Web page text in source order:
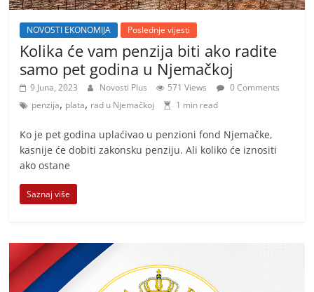
NOVOSTI EKONOMIJA Poslednje vijesti
Kolika će vam penzija biti ako radite
samo pet godina u Njemačkoj
9 Juna, 2023 Novosti Plus 571 Views
0 Comments
penzija, plata, rad u Njemačkoj 1 min read
Ko je pet godina uplaćivao u penzioni fond Njemačke,
kasnije će dobiti zakonsku penziju. Ali koliko će iznositi
ako ostane
Saznaj više